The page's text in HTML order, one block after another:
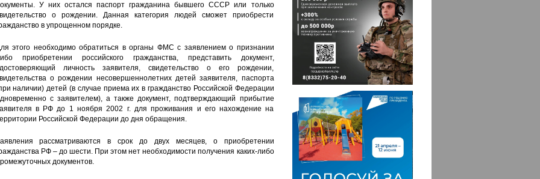
У них остался паспорт гражданина бывшего СССР или только
о рождении. Данная категория людей сможет приобрести
в упрощенном порядке.
этого необходимо обратиться в органы ФМС с заявлением о признании
приобретении российского гражданства, представить документ,
личность заявителя, свидетельство о его рождении,
о рождении несовершеннолетних детей заявителя, паспорта
наличии) детей (в случае приема их в гражданство Российской Федерации
с заявителем), а также документ, подтверждающий прибытие
в РФ до 1 ноября 2002 г. для проживания и его нахождение на
Российской Федерации до дня обращения.
рассматриваются в срок до двух месяцев, о приобретении
РФ – до шести. При этом нет необходимости получения каких-либо
документов.